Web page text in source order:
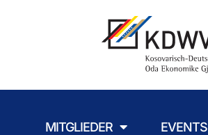
MITGLIEDER EVENTS